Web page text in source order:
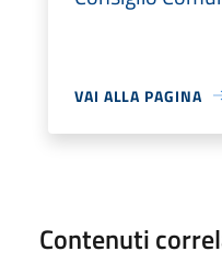
VAI ALLA PAGINA
Contenuti